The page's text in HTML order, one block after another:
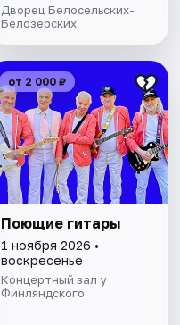
Дворец Белосельских-
Белозерских
от 2 000 ₽
Поющие гитары
1 ноября 2026 •
воскресенье
Концертный зал у
Финляндского